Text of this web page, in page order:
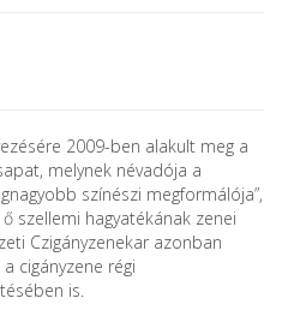
2009-ben alakult meg a
melynek névadója a
színészi megformálója”,
szellemi hagyatékának zenei
Czigányzenekar azonban
cigányzene régi
is.